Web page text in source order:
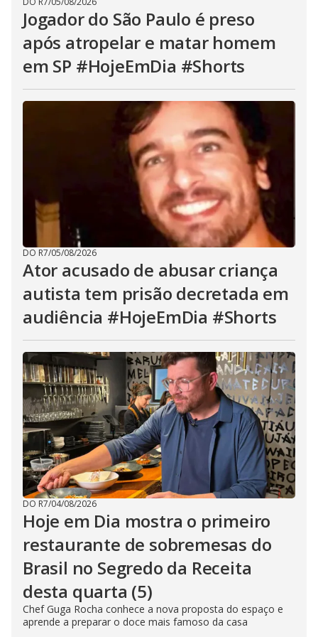
Jogador do São Paulo é preso
após atropelar e matar homem
em SP #HojeEmDia #Shorts
DO R7/05/08/2026
Ator acusado de abusar criança
autista tem prisão decretada em
audiência #HojeEmDia #Shorts
DO R7/04/08/2026
Hoje em Dia mostra o primeiro
restaurante de sobremesas do
Brasil no Segredo da Receita
desta quarta (5)
Chef Guga Rocha conhece a nova proposta do espaço e
aprende a preparar o doce mais famoso da casa